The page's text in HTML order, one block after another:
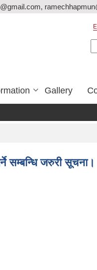
Gallery
दर
सम्बन्धि जरुरी सूचना।